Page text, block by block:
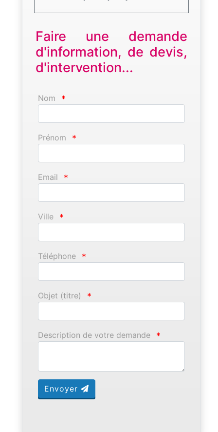
Faire une demande
d'information, de devis,
d'intervention...
Nom *
Prénom *
Email *
Ville *
Téléphone *
Objet (titre) *
Description de votre demande *
Envoyer